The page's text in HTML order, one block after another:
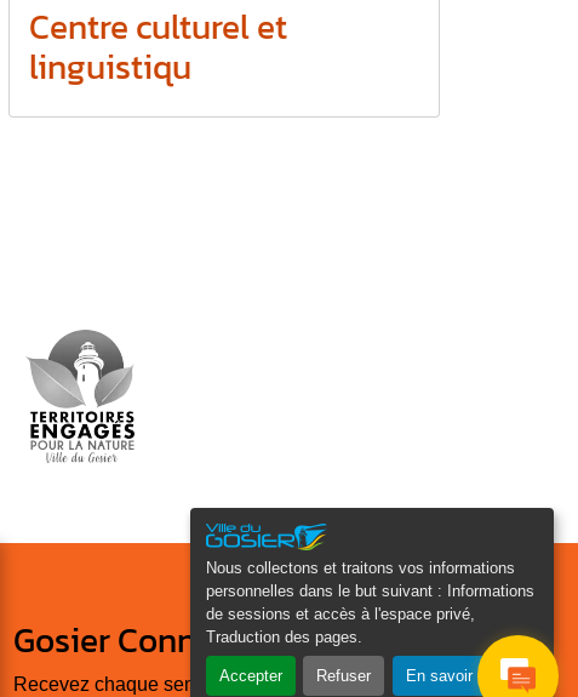
Nous collectons et traitons vos informations
personnelles dans le but suivant :
Informations
de sessions et accès à l'espace privé,
Traduction des pages
Accepter Refuser En savoir plus
Centre culturel et
linguistiqu
Gosier Connecté
Recevez chaque semaine l'actualité de